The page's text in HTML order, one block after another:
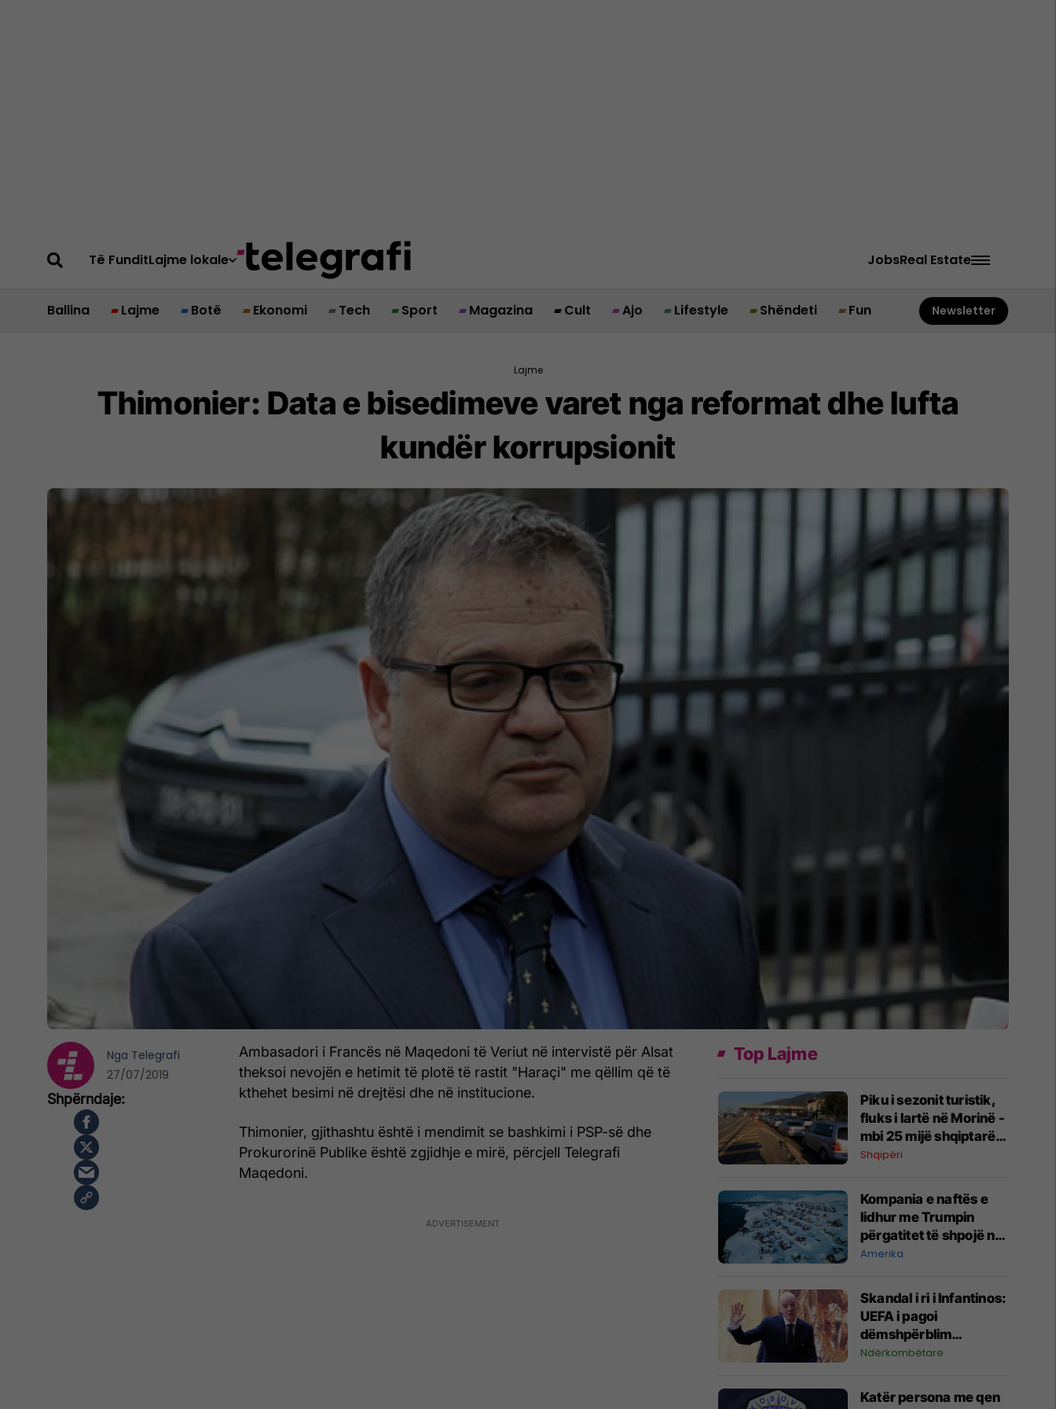
Të FunditLajme lokale JobsReal Estate
Ballina Lajme Botë Ekonomi Tech Sport Magazina Cult Ajo Lifestyle Shëndeti Fun Newsletter
Lajme
Thimonier: Data e bisedimeve varet nga reformat dhe lufta
kundër korrupsionit
Ambasadori i Francës në Maqedoni të Veriut në intervistë për Alsat
theksoi nevojën e hetimit të plotë të rastit "Haraçi" me qëllim që të
kthehet besimi në drejtësi dhe në institucione.
Thimonier, gjithashtu është i mendimit se bashkimi i PSP-së dhe
Prokurorinë Publike është zgjidhje e mirë, përcjell Telegrafi
Maqedoni.
Nga Telegrafi
27/07/2019
Top Lajme
Piku i sezonit turistik,
fluks i lartë në Morinë -
mbi 25 mijë shqiptarë
të Kosovës dhe 7 mijë
në vetëm tri orë
Shqipëri
Kompania e naftës e
lidhur me Trumpin
përgatitet të shpojë në
Grenlandë pa marrë
Amerika
Skandal i ri i Infantinos:
UEFA i pagoi
dëmshpërblim
gjashtëshifror për
dashurës së dyshuar
Ndërkombëtare
Katër persona me qen